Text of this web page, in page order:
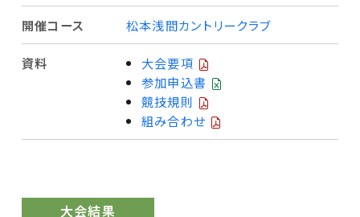
開催コース 松本浅間カントリークラブ
資料
大会要項
参加申込書
競技規則
組み合わせ
大会結果